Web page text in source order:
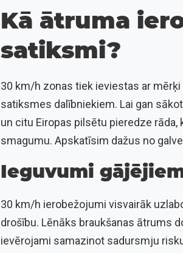
Kā ātruma
satiksmi?
30 km/h zonas tiek ieviestas ar
satiksmes dalībniekiem. Lai gan
un citu Eiropas pilsētu pieredze
smagumu. Apskatīsim dažus no
Ieguvumi
30 km/h ierobežojumi visvairāk
drošību. Lēnāks braukšanas ātrums
ievērojami samazinot sadursmju